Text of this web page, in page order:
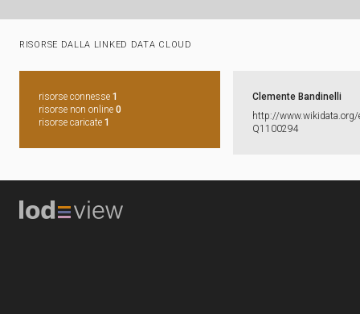
RISORSE DALLA LINKED DATA CLOUD
risorse connesse 1
risorse non online 0
risorse caricate 1
Clemente Bandinelli
http:​/​/​
Q1100294